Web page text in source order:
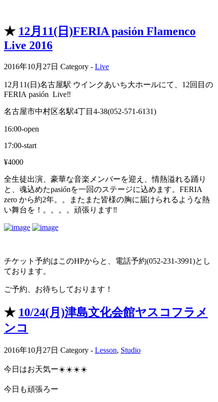
★ 12月11(日)FERIA pasión Flamenco
Live 2016
2016年10月27日 Category - Live
12月11(日)名古屋駅 ウインクあいち大ホールにて、12回目の
FERIA pasión Live‼️
名古屋市中村区名駅4丁目4-38(052-571-6131)
16:00-open
17:00-start
¥4000
全生徒出演、豪華な音楽メンバーを迎え、情熱溢れる踊り
と、魂込めたpasiónを一回のステージに込めます。FERIA
zero から約2年。。またまた皆様の胸に届けられるような熱
い舞台を！。。。。頑張ります‼️
チケット予約はこのHPからと、電話予約(052-231-3991)とし
ております。
ご予約、お待ちしております！
★ 10/24(月)津島文化会館ヤスコフラメ
ンコ
2016年10月27日 Category - Lesson, Studio
今日はお天気ー☀️☀️☀️☀️
今日も頑張ろー